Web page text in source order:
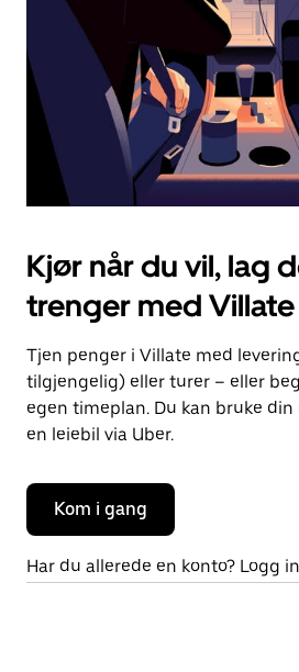
kalenderen.
Kjør når du vil, lag
trenger med Villate
Tjen penger i Villate med
tilgjengelig) eller turer – eller
egen timeplan. Du kan bruke
en leiebil via Uber.
Kom i gang
Har du allerede en konto? Logg